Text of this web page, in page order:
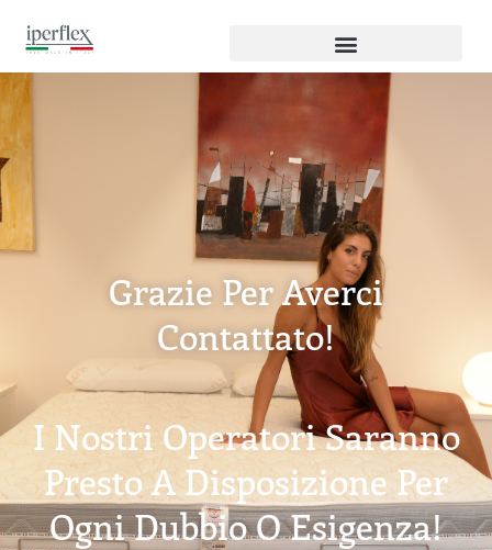
Grazie Per Averci
Contattato!
I Nostri Operatori Saranno
Presto A Disposizione Per
Ogni Dubbio O Esigenza!